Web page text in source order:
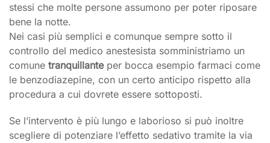
stessi che molte persone assumono per poter riposare
bene la notte.
Nei casi più semplici e comunque sempre sotto il
controllo del medico anestesista somministriamo un
comune tranquillanteper bocca esempio farmaci come
le benzodiazepine, con un certo anticipo rispetto alla
procedura a cui dovrete essere sottoposti.
Se l’intervento è più lungo e laborioso si può inoltre
scegliere di potenziare l’effetto sedativo tramite la via